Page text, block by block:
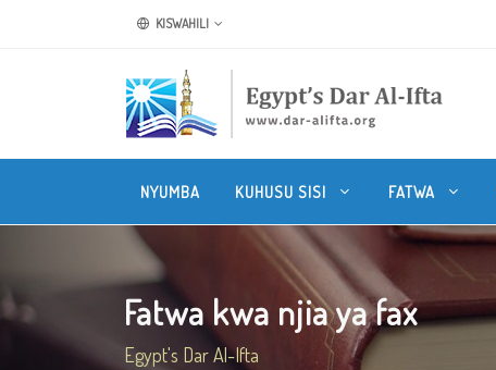
KISWAHILI
NYUMBA KUHUSU SISI FATWA
Fatwa kwa njia ya fax
Egypt's Dar Al-Ifta